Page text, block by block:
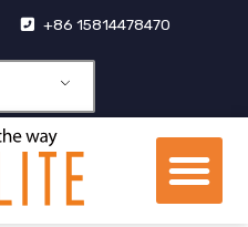
+86 15814478470